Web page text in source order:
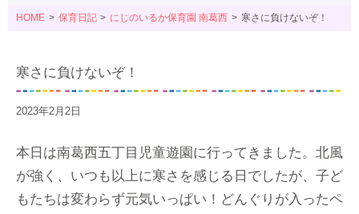
HOME 保育日記 にじのいるか保育園 南葛西 寒さに負けないぞ！
寒さに負けないぞ！
2023年2月2日
本日は南葛西五丁目児童遊園に行ってきました。北風
が強く、いつも以上に寒さを感じる日でしたが、子ど
もたちは変わらず元気いっぱい！どんぐりが入ったペ